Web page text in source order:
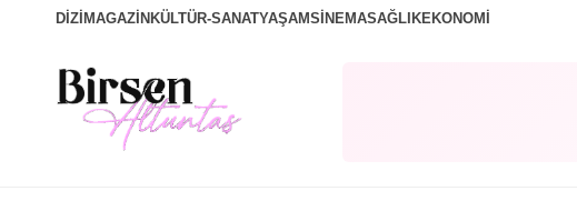
DİZİ MAGAZİN KÜLTÜR-SANATYAŞAMSİNEMASAĞLIKEKONOMİ